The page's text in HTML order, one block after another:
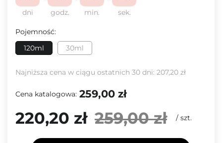
dni godz. min. sek.
Pojemność:
120ml
30ml
Najniższa cena w ciągu ostatnich 30 dni: 207,20 zł
Cena katalogowa: 259,00 zł
220,20 zł 259,00 zł / szt.